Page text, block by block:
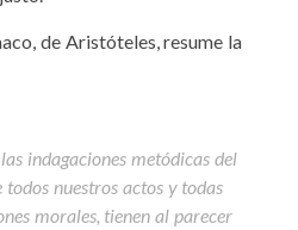
de Aristóteles, resume la
indagaciones metódicas del
nuestros actos y todas
morales, tienen al parecer